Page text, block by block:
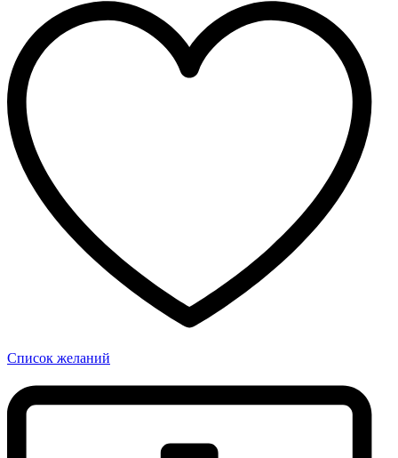
Список желаний